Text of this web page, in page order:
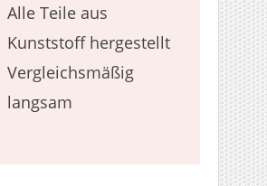
Alle Teile aus
Kunststoff hergestellt
Vergleichsmäßig
langsam